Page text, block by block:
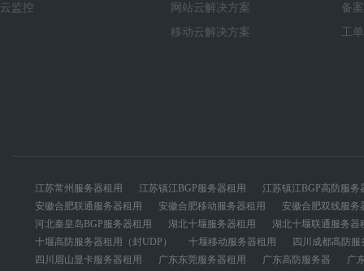
云监控
网站云解决方案
移动云解决方案
备
工
江苏常州服务器租用 江苏镇江BGP服务器租用
江苏镇江BGP高防服务
安徽合肥联通服务器租用
安徽合肥移动服务器租用
安徽合肥双线服务
河北秦皇岛BGP服务器租用
湖北十堰服务器租用
湖北十堰联通服务器
十堰高防服务器租用（封UDP）
十堰移动服务器租用
四川成都高防
四川眉山显卡服务器租用
广东东莞服务器租用 广东高防服务器
广